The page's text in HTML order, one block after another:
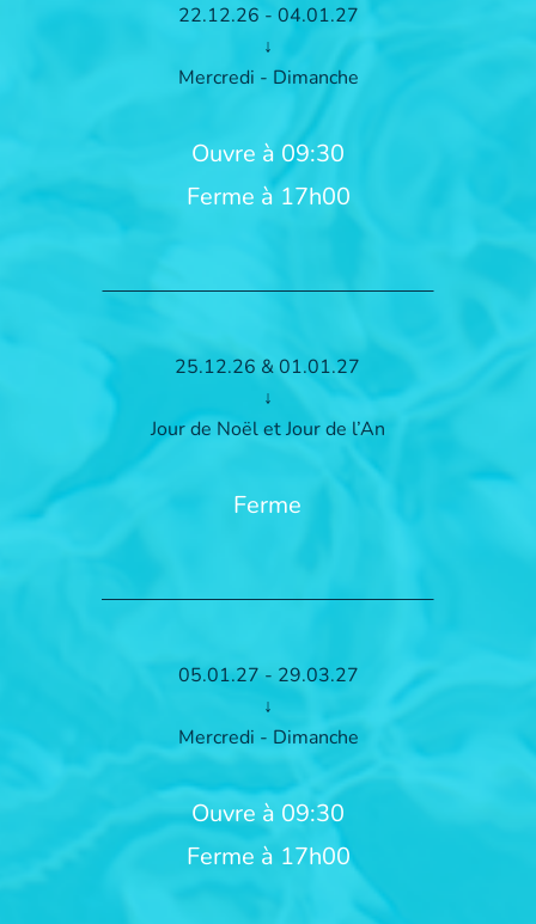
22.12.26 - 04.01.27
↓
Mercredi - Dimanche
Ouvre à 09:30
Ferme à 17h00
25.12.26 & 01.01.27
↓
Jour de Noël et Jour de l’An
Ferme
05.01.27 - 29.03.27
↓
Mercredi - Dimanche
Ouvre à 09:30
Ferme à 17h00